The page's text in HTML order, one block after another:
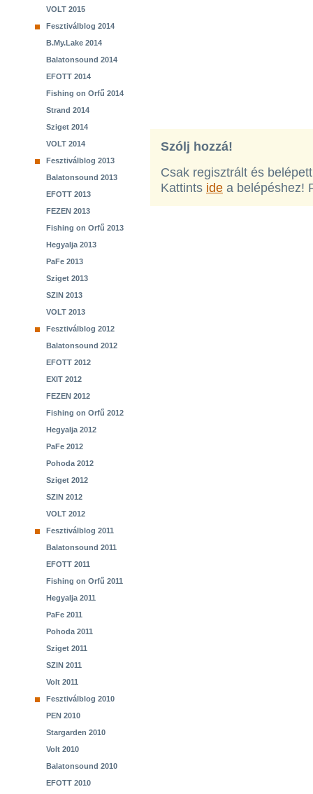
VOLT 2015
Fesztiválblog 2014
B.My.Lake 2014
Balatonsound 2014
EFOTT 2014
Fishing on Orfű 2014
Strand 2014
Sziget 2014
VOLT 2014
Fesztiválblog 2013
Balatonsound 2013
EFOTT 2013
FEZEN 2013
Fishing on Orfű 2013
Hegyalja 2013
PaFe 2013
Sziget 2013
SZIN 2013
VOLT 2013
Fesztiválblog 2012
Balatonsound 2012
EFOTT 2012
EXIT 2012
FEZEN 2012
Fishing on Orfű 2012
Hegyalja 2012
PaFe 2012
Pohoda 2012
Sziget 2012
SZIN 2012
VOLT 2012
Fesztiválblog 2011
Balatonsound 2011
EFOTT 2011
Fishing on Orfű 2011
Hegyalja 2011
PaFe 2011
Pohoda 2011
Sziget 2011
SZIN 2011
Volt 2011
Fesztiválblog 2010
PEN 2010
Stargarden 2010
Volt 2010
Balatonsound 2010
EFOTT 2010
Szólj hozzá!
Csak regisztrált és
Kattints ide a belépéshez!